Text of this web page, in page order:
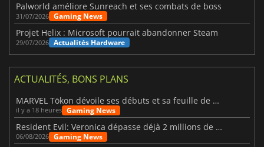
Palworld améliore Sunreach et ses combats de boss
31/07/2026 Gaming News
Projet Helix : Microsoft pourrait abandonner Steam
29/07/2026 Actualités Hardware
ACTUALITÉS, BONS PLANS
MARVEL Tōkon dévoile ses débuts et sa feuille de route
il y a 18 heures Gaming News
Resident Evil: Veronica dépasse déjà 2 millions de wishlists
06/08/2026 Gaming News